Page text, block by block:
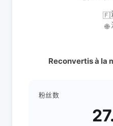
🌐
Reconvertis à la
粉丝数